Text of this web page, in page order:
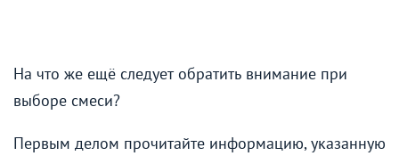
На что же ещё следует обратить внимание при
выборе смеси?
Первым делом прочитайте информацию, указанную